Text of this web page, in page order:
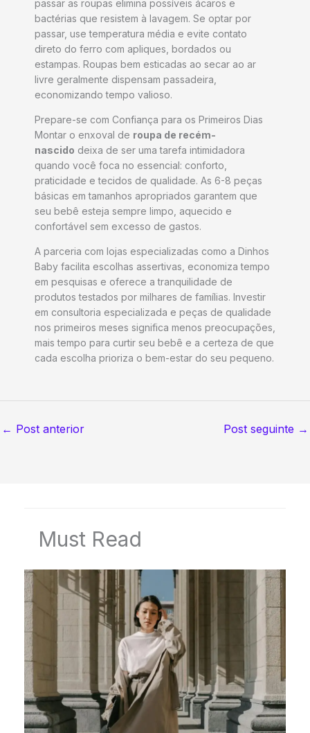
passar as roupas elimina possíveis ácaros e
bactérias que resistem à lavagem. Se optar por
passar, use temperatura média e evite contato
direto do ferro com apliques, bordados ou
estampas. Roupas bem esticadas ao secar ao ar
livre geralmente dispensam passadeira,
economizando tempo valioso.
Prepare-se com Confiança para os Primeiros Dias
Montar o enxoval de roupa de recém-
nascido deixa de ser uma tarefa intimidadora
quando você foca no essencial: conforto,
praticidade e tecidos de qualidade. As 6-8 peças
básicas em tamanhos apropriados garantem que
seu bebê esteja sempre limpo, aquecido e
confortável sem excesso de gastos.
A parceria com lojas especializadas como a Dinhos
Baby facilita escolhas assertivas, economiza tempo
em pesquisas e oferece a tranquilidade de
produtos testados por milhares de famílias. Investir
em consultoria especializada e peças de qualidade
nos primeiros meses significa menos preocupações,
mais tempo para curtir seu bebê e a certeza de que
cada escolha prioriza o bem-estar do seu pequeno.
← Post anterior Post seguinte →
Must Read